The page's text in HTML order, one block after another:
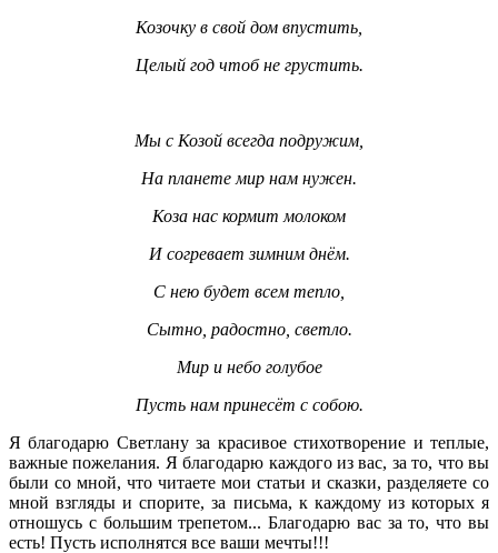
Козочку в свой дом впустить,
Целый год чтоб не грустить.
Мы с Козой всегда подружим,
На планете мир нам нужен.
Коза нас кормит молоком
И согревает зимним днём.
С нею будет всем тепло,
Сытно, радостно, светло.
Мир и небо голубое
Пусть нам принесёт с собою.
Я благодарю Светлану за красивое стихотворение и теплые,
важные пожелания. Я благодарю каждого из вас, за то, что вы
были со мной, что читаете мои статьи и сказки, разделяете со
мной взгляды и спорите, за письма, к каждому из которых я
отношусь с большим трепетом... Благодарю вас за то, что вы
есть! Пусть исполнятся все ваши мечты!!!